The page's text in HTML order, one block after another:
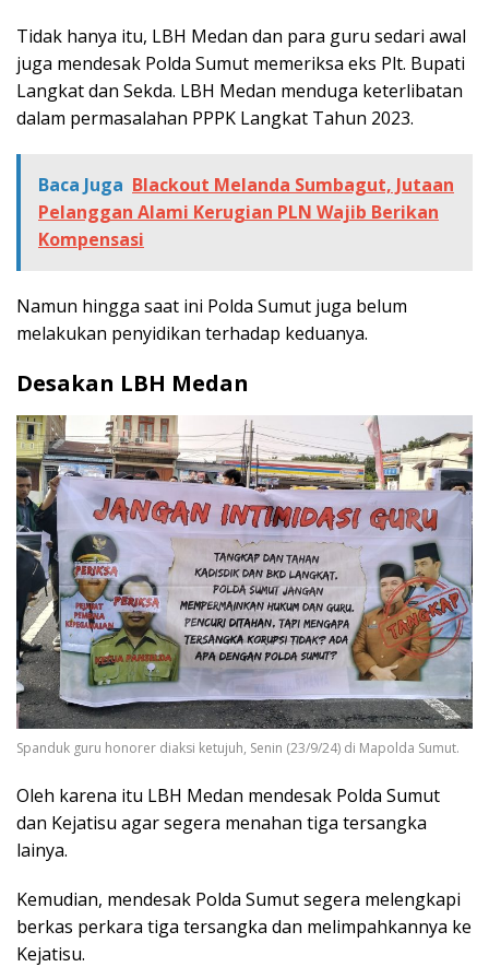
Tidak hanya itu, LBH Medan dan para guru sedari awal
juga mendesak Polda Sumut memeriksa eks Plt. Bupati
Langkat dan Sekda. LBH Medan menduga keterlibatan
dalam permasalahan PPPK Langkat Tahun 2023.
Baca Juga Blackout Melanda Sumbagut, Jutaan
Pelanggan Alami Kerugian PLN Wajib Berikan
Kompensasi
Namun hingga saat ini Polda Sumut juga belum
melakukan penyidikan terhadap keduanya.
Desakan LBH Medan
Spanduk guru honorer diaksi ketujuh, Senin (23/9/24) di Mapolda Sumut.
Oleh karena itu LBH Medan mendesak Polda Sumut
dan Kejatisu agar segera menahan tiga tersangka
lainya.
Kemudian, mendesak Polda Sumut segera melengkapi
berkas perkara tiga tersangka dan melimpahkannya ke
Kejatisu.